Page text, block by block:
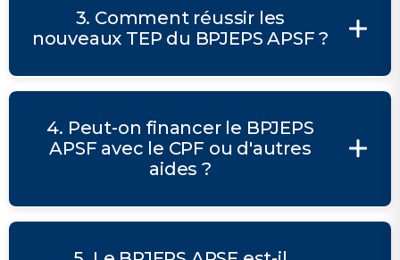
3. Comment réussir les
nouveaux TEP du BPJEPS APSF ?
4. Peut-on financer le BPJEPS
APSF avec le CPF ou d'autres
aides ?